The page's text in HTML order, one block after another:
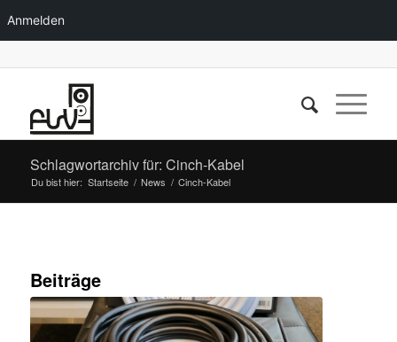
Anmelden
Schlagwortarchiv für: Cinch-Kabel
Du bist hier: Startseite / News / Cinch-Kabel
Beiträge